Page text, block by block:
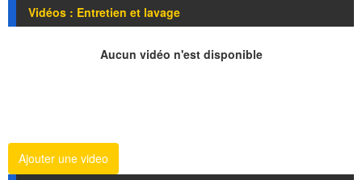
Vidéos : Entretien et lavage
Aucun vidéo n'est disponible
Ajouter une video